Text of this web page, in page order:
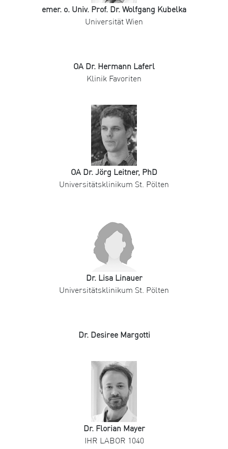
emer. o. Univ. Prof. Dr. Wolfgang Kubelka
Universität Wien
OA Dr. Hermann Laferl
Klinik Favoriten
OA Dr. Jörg Leitner, PhD
Universitätsklinikum St. Pölten
Dr. Lisa Linauer
Universitätsklinikum St. Pölten
Dr. Desiree Margotti
Dr. Florian Mayer
IHR LABOR 1040